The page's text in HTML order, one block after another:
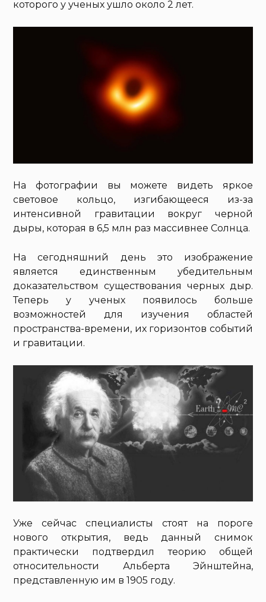
которого у ученых ушло около 2 лет.
На фотографии вы можете видеть яркое
световое кольцо, изгибающееся из-за
интенсивной гравитации вокруг черной
дыры, которая в 6,5 млн раз массивнее Солнца.
На сегодняшний день это изображение
является единственным убедительным
доказательством существования черных дыр.
Теперь у ученых появилось больше
возможностей для изучения областей
пространства-времени, их горизонтов событий
и гравитации.
Уже сейчас специалисты стоят на пороге
нового открытия, ведь данный снимок
практически подтвердил теорию общей
относительности Альберта Эйнштейна,
представленную им в 1905 году.